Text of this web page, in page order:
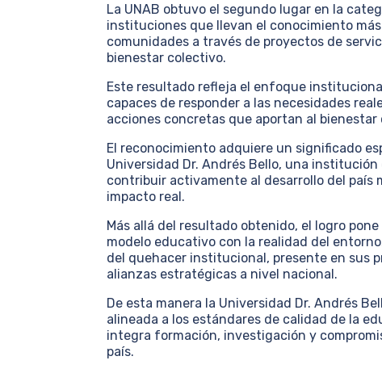
La UNAB obtuvo el segundo lugar en la
instituciones que llevan el conocimiento
comunidades a través de proyectos de
bienestar colectivo.
Este resultado refleja el enfoque
capaces de responder a las necesidades
acciones concretas que aportan al bienestar
El reconocimiento adquiere un significado
Universidad Dr. Andrés Bello, una
contribuir activamente al desarrollo del
impacto real.
Más allá del resultado obtenido, el logro
modelo educativo con la realidad del
del quehacer institucional, presente en sus
alianzas estratégicas a nivel nacional.
De esta manera la Universidad Dr. Andrés
alineada a los estándares de calidad de la
integra formación, investigación y
país.